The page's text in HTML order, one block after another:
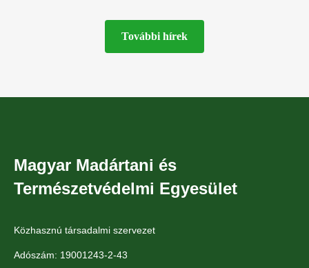
További hírek
Magyar Madártani és
Természetvédelmi Egyesület
Közhasznú társadalmi szervezet
Adószám: 19001243-2-43